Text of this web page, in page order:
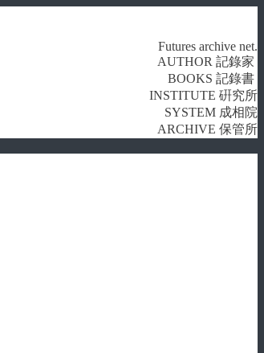
Futures archive net.
AUTHOR 記錄家
BOOKS 記錄書
INSTITUTE 硏究所
SYSTEM 成相院
ARCHIVE 保管所